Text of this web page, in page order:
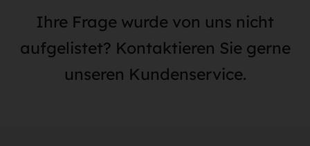
Ihre Frage wurde von uns nicht
aufgelistet? Kontaktieren Sie gerne
unseren Kundenservice.